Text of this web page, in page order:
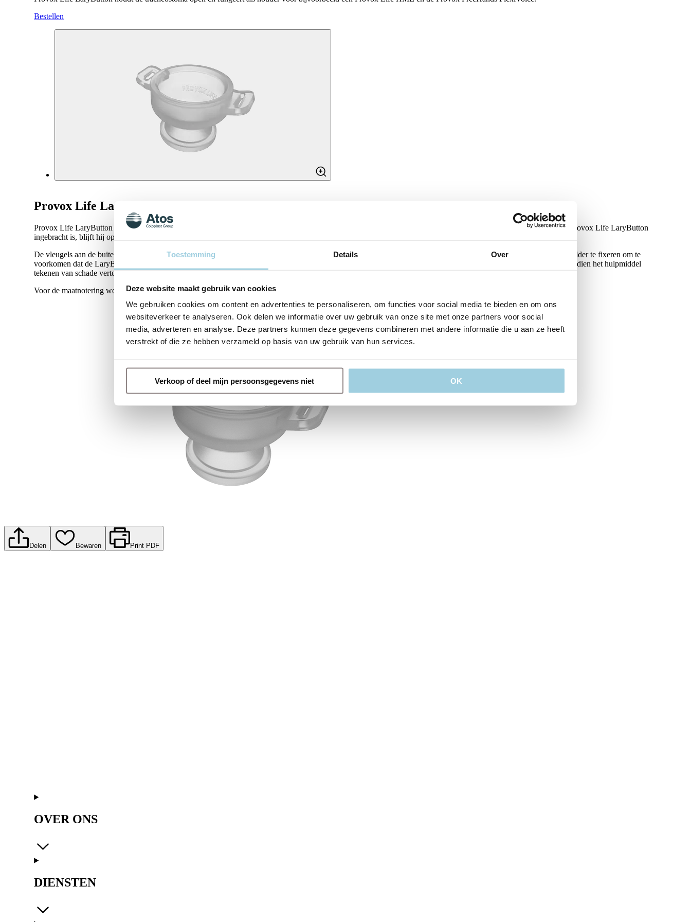
Toestemming Details Over
Deze website maakt gebruik van cookies
We gebruiken cookies om content en advertenties te personaliseren, om functies voor social media te bieden en om ons
websiteverkeer te analyseren. Ook delen we informatie over uw gebruik van onze site met onze partners voor social
media, adverteren en analyse. Deze partners kunnen deze gegevens combineren met andere informatie die u aan ze heeft
verstrekt of die ze hebben verzameld op basis van uw gebruik van hun services.
Verkoop of deel mijn persoonsgegevens niet OK
Bestellen
Provox Life LaryButton
Provox Life LaryButton houdt de tracheostoma open en fungeert als houder voor bijvoorbeeld een Provox Life HME en de Provox FreeHands FlexiVoice. Nadat de Provox Life LaryButton
ingebracht is, blijft hij op zijn plaats. De LaryButton helpt ook voorkomen dat de stoma krimpt.
De vleugels aan de buitenrand van de Provox Life LaryButton kunnen wanneer nodig gebruikt worden om de Button met een Provox LaryClip of een Provox TubeHolder te fixeren om te
voorkomen dat de LaryButton per ongeluk losraakt. Vervang uw Provox Life LaryButton tijdig Provox Life LaryButton mag maximaal 6 maanden worden gebruikt. Indien het hulpmiddel
tekenen van schade vertoont, moet het eerder vervangen worden.
Voor de maatnotering worden de afkortingen OD= buitendiameter en L= lengte (in mm) gebruikt.
Delen Bewaren Print PDF
OVER ONS
DIENSTEN